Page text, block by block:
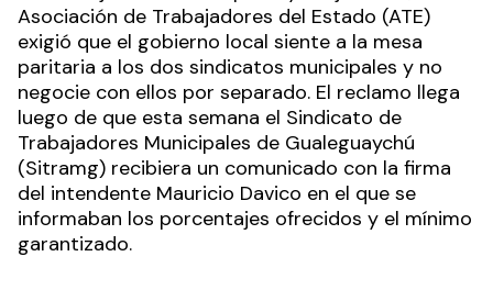
Asociación de Trabajadores del Estado (ATE)
exigió que el gobierno local siente a la mesa
paritaria a los dos sindicatos municipales y no
negocie con ellos por separado. El reclamo llega
luego de que esta semana el Sindicato de
Trabajadores Municipales de Gualeguaychú
(Sitramg) recibiera un comunicado con la firma
del intendente Mauricio Davico en el que se
informaban los porcentajes ofrecidos y el mínimo
garantizado.